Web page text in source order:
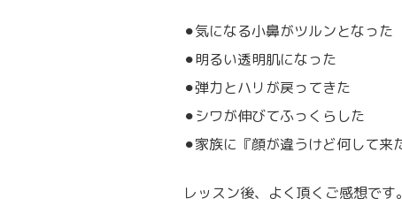
⚫︎気になる小鼻がツルンとなった
⚫︎明るい透明肌になった
⚫︎弾力とハリが戻ってきた
⚫︎シワが伸びてふっくらした
⚫︎家族に『顔が違うけど何して来
レッスン後、よく頂くご感想です。